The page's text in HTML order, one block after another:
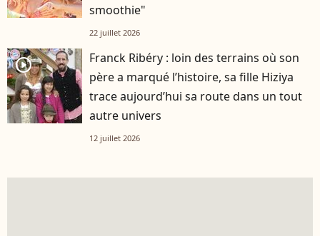
smoothie"
22 juillet 2026
player2
Franck Ribéry : loin des terrains où son
père a marqué l’histoire, sa fille Hiziya
trace aujourd’hui sa route dans un tout
autre univers
12 juillet 2026